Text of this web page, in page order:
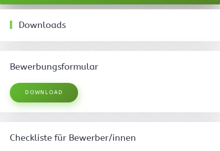
Downloads
Bewerbungsformular
DOWNLOAD
Checkliste für Bewerber/innen